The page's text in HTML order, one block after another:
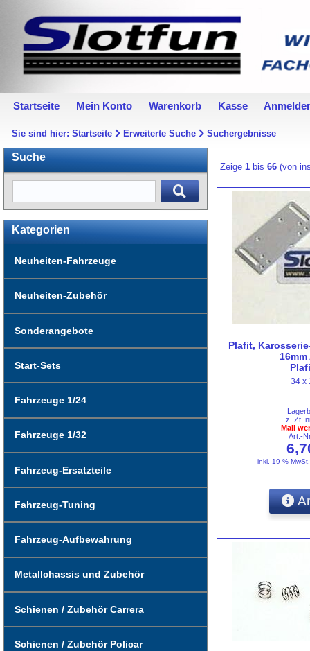
Startseite Mein Konto Warenkorb Kasse
Sie sind hier:Startseite Erweiterte Suche Suchergebnisse
Suche
Kategorien
Neuheiten-Fahrzeuge
Neuheiten-Zubehör
Sonderangebote
Start-Sets
Fahrzeuge 1/24
Fahrzeuge 1/32
Fahrzeug-Ersatzteile
Fahrzeug-Tuning
Fahrzeug-Aufbewahrung
Metallchassis und Zubehör
Schienen / Zubehör Carrera
Schienen / Zubehör Policar
Zeige1 bis66 (von
Plafit,
34 x
z. Zt.
Mail
Art.-
inkl. 19 %